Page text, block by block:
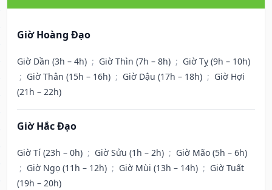
Giờ Hoàng Đạo
Giờ Dần (3h – 4h) ; Giờ Thìn (7h – 8h) ; Giờ Tỵ (9h – 10h)
; Giờ Thân (15h – 16h) ; Giờ Dậu (17h – 18h) ; Giờ Hợi
(21h – 22h)
Giờ Hắc Đạo
Giờ Tí (23h – 0h) ; Giờ Sửu (1h – 2h) ; Giờ Mão (5h – 6h)
; Giờ Ngọ (11h – 12h) ; Giờ Mùi (13h – 14h) ; Giờ Tuất
(19h – 20h)